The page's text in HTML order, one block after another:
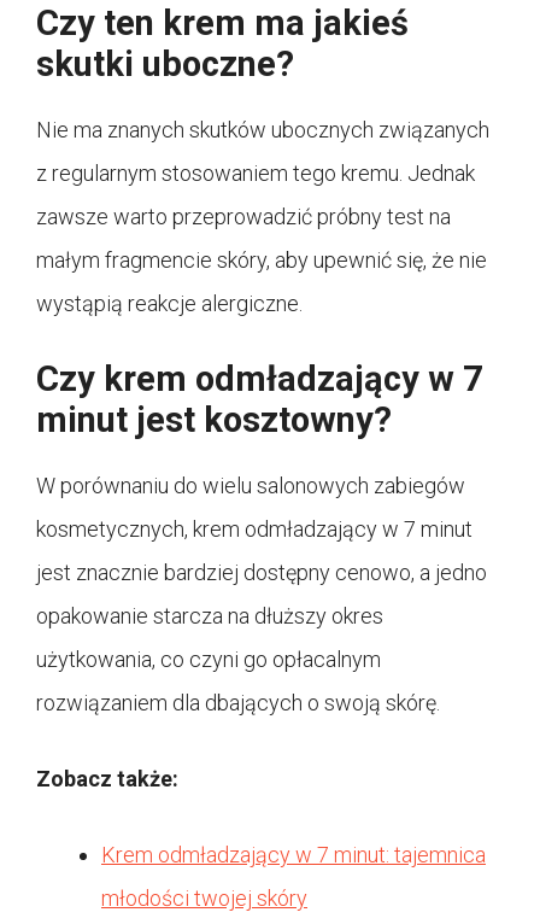
Czy ten krem ma jakieś
skutki uboczne?
Nie ma znanych skutków ubocznych związanych
z regularnym stosowaniem tego kremu. Jednak
zawsze warto przeprowadzić próbny test na
małym fragmencie skóry, aby upewnić się, że nie
wystąpią reakcje alergiczne.
Czy krem odmładzający w 7
minut jest kosztowny?
W porównaniu do wielu salonowych zabiegów
kosmetycznych, krem odmładzający w 7 minut
jest znacznie bardziej dostępny cenowo, a jedno
opakowanie starcza na dłuższy okres
użytkowania, co czyni go opłacalnym
rozwiązaniem dla dbających o swoją skórę.
Zobacz także:
Krem odmładzający w 7 minut: tajemnica
młodości twojej skóry